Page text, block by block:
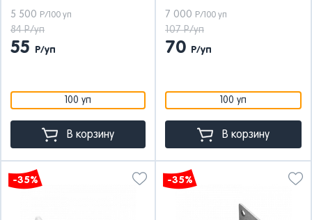
5 500 Р/100 уп
84 Р/уп
55 Р/уп
100 уп
В корзину
7 000 Р/100 уп
107 Р/уп
70 Р/уп
100 уп
В корзину
-35% -35%